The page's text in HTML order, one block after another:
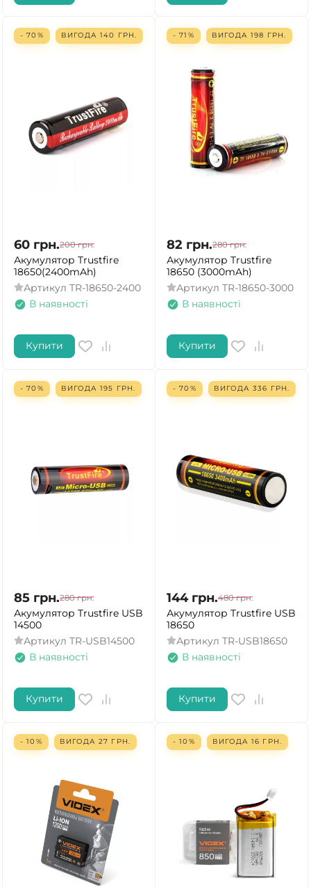
- 70% ВИГОДА 140 ГРН.
60 грн.200 грн.
Акумулятор Trustfire
18650(2400mAh)
Артикул TR-18650-2400
В наявності
Купити
- 71% ВИГОДА 198 ГРН.
82 грн.280 грн.
Акумулятор Trustfire
18650 (3000mAh)
Артикул TR-18650-3000
В наявності
Купити
- 70% ВИГОДА 195 ГРН.
85 грн.280 грн.
Акумулятор Trustfire USB
14500
Артикул TR-USB14500
В наявності
Купити
- 70% ВИГОДА 336 ГРН.
144 грн.480 грн.
Акумулятор Trustfire USB
18650
Артикул TR-USB18650
В наявності
Купити
- 10% ВИГОДА 27 ГРН. - 10% ВИГОДА 16 ГРН.